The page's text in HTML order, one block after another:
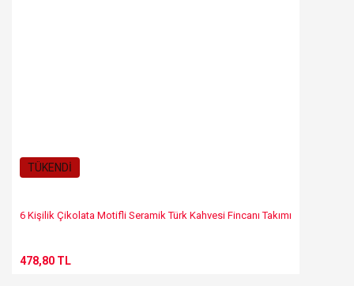
TÜKENDİ
6 Kişilik Çikolata Motifli Seramik Türk Kahvesi Fincanı Takımı
478,80 TL